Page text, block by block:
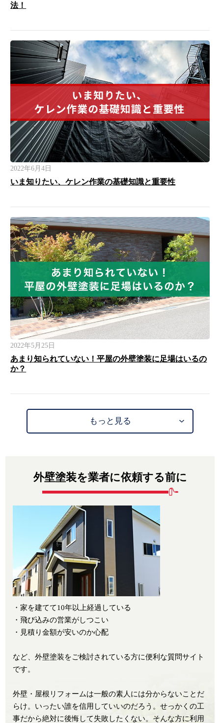
法！
2022年6月4日
いま知りたい、ケレン作業の基礎知識と重要性
2022年5月25日
あまり知られていない！平屋の外壁塗装に足場はいるの
か？
もっと見る
外壁塗装を業者に依頼する前に
・家を建てて10年以上経過している
・飛び込みの営業がしつこい
・見積り金額が安いのか心配
など、外壁塗装をご検討されている方に便利な質問サイト
です。
外壁・屋根リフォームは一般の素人には分からないことだ
らけ。いったい誰を信用していいのだろう。せっかくの工
事だから絶対に後悔して失敗したくない。そんな方に利用